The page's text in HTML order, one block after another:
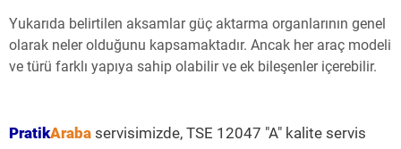
Yukarıda belirtilen aksamlar güç aktarma organlarının genel
olarak neler olduğunu kapsamaktadır. Ancak her araç modeli
ve türü farklı yapıya sahip olabilir ve ek bileşenler içerebilir.
PratikAraba servisimizde, TSE 12047 "A" kalite servis